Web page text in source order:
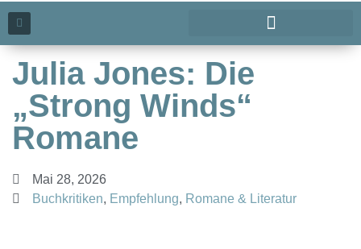
Julia Jones: Die
„Strong Winds“
Romane
Mai 28, 2026
Buchkritiken, Empfehlung, Romane & Literatur